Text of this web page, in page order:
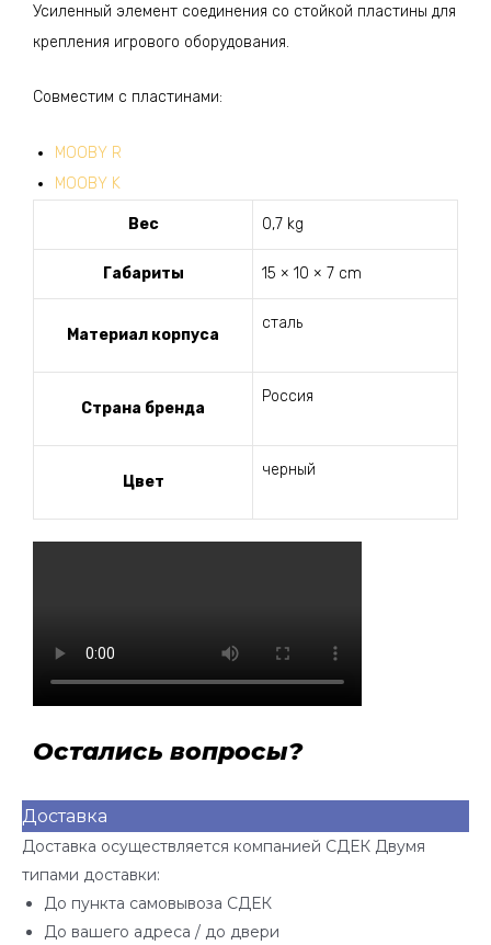
Усиленный элемент соединения со стойкой пластины для
крепления игрового оборудования.
Совместим с пластинами:
MOOBY R
MOOBY K
Вес 0,7 kg
Габариты 15 × 10 × 7 cm
Материал корпуса
сталь
Страна бренда
Россия
Цвет
черный
Остались вопросы?
Доставка
Доставка осуществляется компанией СДЕК Двумя
типами доставки:
До пункта самовывоза СДЕК
До вашего адреса / до двери